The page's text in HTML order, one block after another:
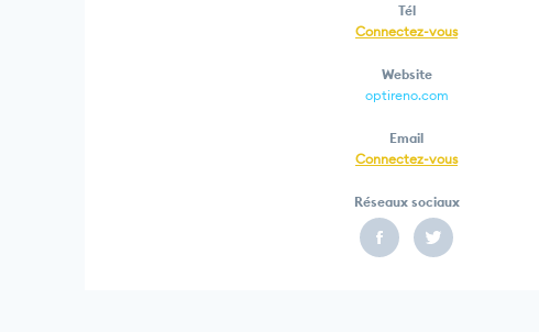
Tél
Connectez-vous
Website
optireno.com
Email
Connectez-vous
Réseaux sociaux